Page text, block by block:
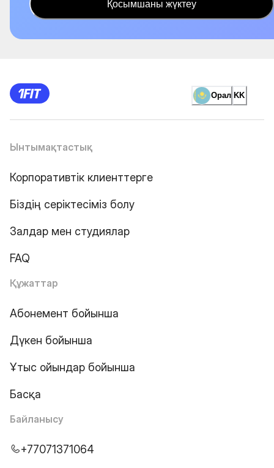
Қосымшаны жүктеу
Орал KK
Ынтымақтастық
Корпоративтік клиенттерге
Біздің серіктесіміз болу
Залдар мен студиялар
FAQ
Құжаттар
Абонемент бойынша
Дүкен бойынша
Ұтыс ойындар бойынша
Басқа
Байланысу
+77071371064